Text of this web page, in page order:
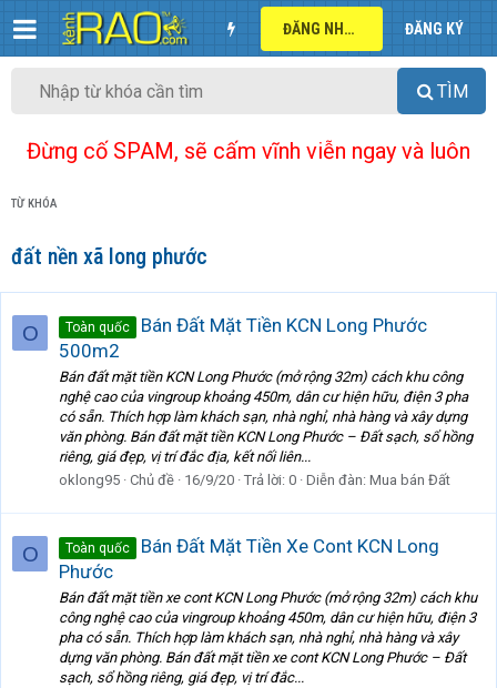
ĐĂNG NHẬP ĐĂNG KÝ
TÌM
Đừng cố SPAM, sẽ cấm vĩnh viễn ngay và luôn
TỪ KHÓA
đất nền xã long phước
O Toàn quốc
Bán Đất Mặt Tiền KCN Long Phước
500m2
Bán đất mặt tiền KCN Long Phước (mở rộng 32m) cách khu công
nghệ cao của vingroup khoảng 450m, dân cư hiện hữu, điện 3 pha
có sẵn. Thích hợp làm khách sạn, nhà nghỉ, nhà hàng và xây dựng
văn phòng. Bán đất mặt tiền KCN Long Phước – Đất sạch, sổ hồng
riêng, giá đẹp, vị trí đắc địa, kết nối liên...
oklong95 Chủ đề 16/9/20 Trả lời: 0 Diễn đàn: Mua bán Đất
O Toàn quốc
Bán Đất Mặt Tiền Xe Cont KCN Long
Phước
Bán đất mặt tiền xe cont KCN Long Phước (mở rộng 32m) cách khu
công nghệ cao của vingroup khoảng 450m, dân cư hiện hữu, điện 3
pha có sẵn. Thích hợp làm khách sạn, nhà nghỉ, nhà hàng và xây
dựng văn phòng. Bán đất mặt tiền xe cont KCN Long Phước – Đất
sạch, sổ hồng riêng, giá đẹp, vị trí đắc...